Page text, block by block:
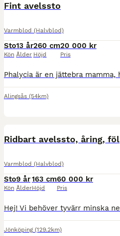
Fint avelssto
Varmblod (Halvblod)
Sto
Kön
13 år
Ålder
260 cm
Höjd
20 000 kr
Pris
Alingsås (54km)
Ridbart avelssto, åring, föl
Varmblod (Halvblod)
Sto
Kön
9 år
Ålder
163 cm
Höjd
60 000 kr
Pris
Jönköping (129.2km)